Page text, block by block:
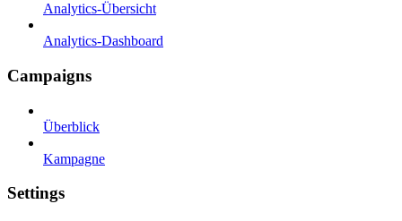
Analytics-Übersicht
Analytics-Dashboard
Campaigns
Überblick
Kampagne
Settings